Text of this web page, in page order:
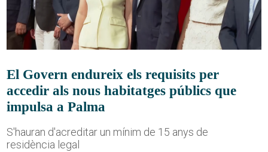
El Govern endureix els requisits per
accedir als nous habitatges públics que
impulsa a Palma
S'hauran d'acreditar un mínim de 15 anys de
residència legal